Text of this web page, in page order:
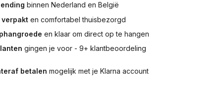
binnen Nederland en België
en comfortabel thuisbezorgd
en klaar om direct op te hangen
gingen je voor - 9+ klantbeoordeling
betalen mogelijk met je Klarna account